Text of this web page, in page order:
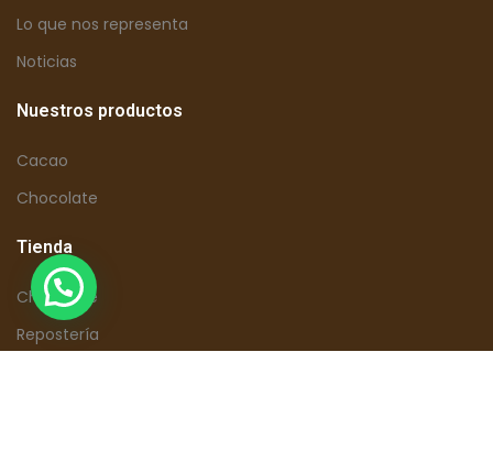
Lo que nos representa
Noticias
Nuestros productos
Cacao
Chocolate
Tienda
Chocolate
Repostería